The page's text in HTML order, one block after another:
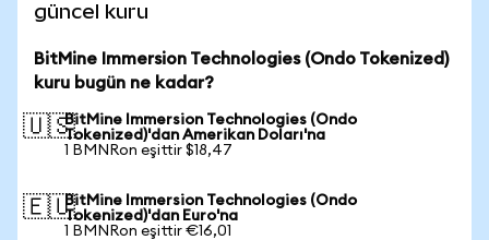
güncel kuru
BitMine Immersion Technologies (Ondo Tokenized)
kuru bugün ne kadar?
🇺🇸BitMine Immersion Technologies (Ondo
Tokenized)'dan Amerikan Doları'na
1 BMNRon eşittir $18,47
🇪🇺BitMine Immersion Technologies (Ondo
Tokenized)'dan Euro'na
1 BMNRon eşittir €16,01